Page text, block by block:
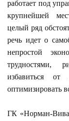
работает под
крупнейшей
целый ряд
речь идет о
непростой
трудностями,
избавиться от
оптимизировать
ГК «Норман-